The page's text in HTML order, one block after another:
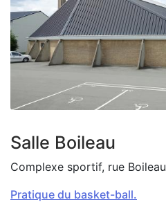
Salle Boileau
Complexe sportif, rue Boileau
Pratique du basket-ball.